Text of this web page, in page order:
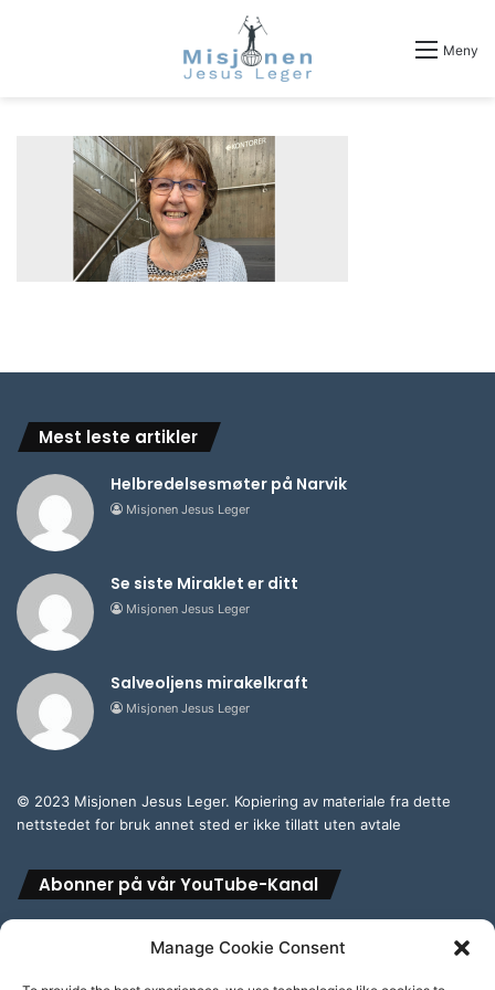
Manage Cookie Consent
Meny
Mest leste artikler
Helbredelsesmøter på Narvik
Misjonen Jesus Leger
Se siste Miraklet er ditt
Misjonen Jesus Leger
Salveoljens mirakelkraft
Misjonen Jesus Leger
© 2023 Misjonen Jesus Leger. Kopiering av materiale fra dette
nettstedet for bruk annet sted er ikke tillatt uten avtale
Abonner på vår YouTube-Kanal